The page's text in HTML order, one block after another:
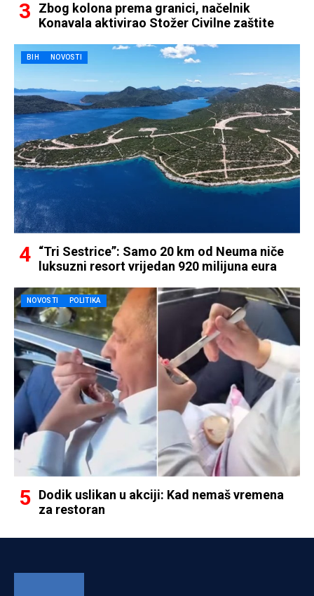
Zbog kolona prema granici, načelnik
Konavala aktivirao Stožer Civilne zaštite
BIH NOVOSTI
“Tri Sestrice”: Samo 20 km od Neuma niče
luksuzni resort vrijedan 920 milijuna eura
NOVOSTI POLITIKA
Dodik uslikan u akciji: Kad nemaš vremena
za restoran